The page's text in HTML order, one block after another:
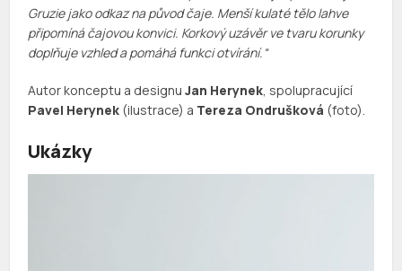
Gruzie jako odkaz na původ čaje. Menší kulaté tělo lahve
připomíná čajovou konvici. Korkový uzávěr ve tvaru korunky
doplňuje vzhled a pomáhá funkci otvírání. “
Autor konceptu a designuJan Herynek, spolupracující
Pavel Herynek (ilustrace) a Tereza Ondrušková (foto).
Ukázky